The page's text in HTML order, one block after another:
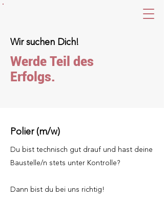
Wir suchen Dich!
Werde Teil des
Erfolgs.
Polier (m/w)
Du bist technisch gut drauf und hast deine
Baustelle/n stets unter Kontrolle?
Dann bist du bei uns richtig!